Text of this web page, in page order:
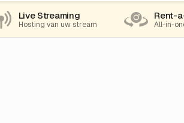
Live Streaming
Hosting van uw stream
Rent-
All-in-